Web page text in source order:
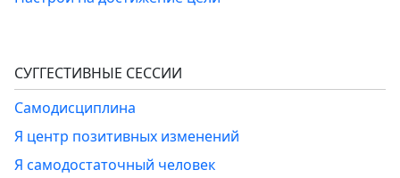
СУГГЕСТИВНЫЕ СЕССИИ
Самодисциплина
Я центр позитивных изменений
Я самодостаточный человек